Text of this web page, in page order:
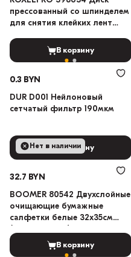
прессованный со шпинделем
для снятия клейких лент
В корзину
0.3 BYN
DUR D001 Нейлоновый
сетчатый фильтр 190мкм
В корзину
Нет в наличии
32.7 BYN
BOOMER 80542 Двухслойные
очищающие бумажные
салфетки белые 32х35см
В корзину